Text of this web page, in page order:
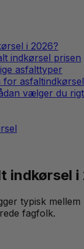
i 2026?
indkørsel prisen
asfalttyper
for asfaltindkørsel
vælger du
indkørsel i
typisk
fagfolk.